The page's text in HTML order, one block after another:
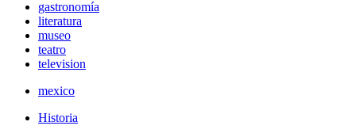
gastronomía
literatura
museo
teatro
television
mexico
Historia